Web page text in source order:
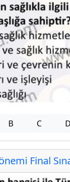
B C D
Final